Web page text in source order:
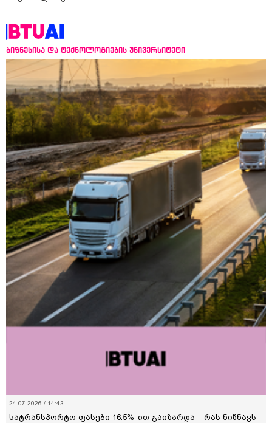
ბიზნესისა და ტექნოლოგიების უნივერსიტეტი
24.07.2026 / 14:43
სატრანსპორტო ფასები 16.5%-ით გაიზარდა – რას ნიშნავს